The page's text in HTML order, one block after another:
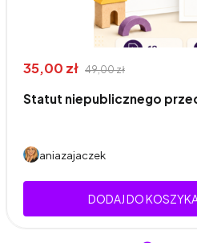
35,00 zł 49,00 zł
Statut niepublicznego
aniazajaczek
DODAJ DO